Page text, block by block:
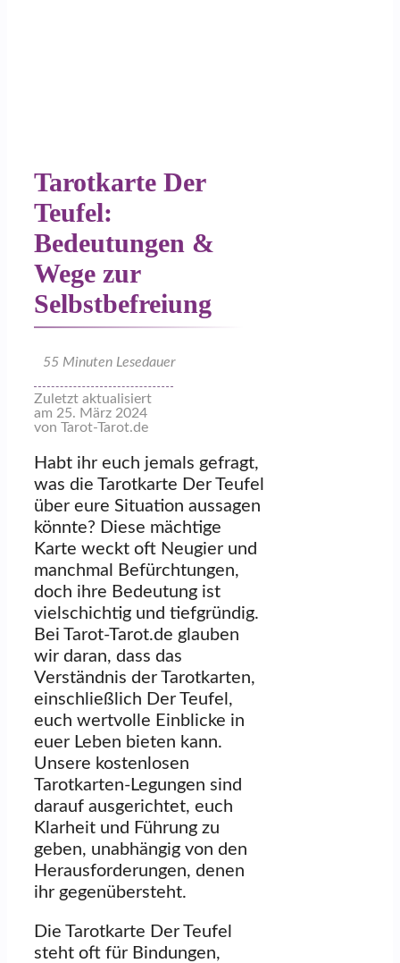
Tarotkarte Der
Teufel:
Bedeutungen &
Wege zur
Selbstbefreiung
55 Minuten Lesedauer
Zuletzt aktualisiert
am 25. März 2024
von Tarot-Tarot.de
Habt ihr euch jemals gefragt,
was die Tarotkarte Der Teufel
über eure Situation aussagen
könnte? Diese mächtige
Karte weckt oft Neugier und
manchmal Befürchtungen,
doch ihre Bedeutung ist
vielschichtig und tiefgründig.
Bei Tarot-Tarot.de glauben
wir daran, dass das
Verständnis der Tarotkarten,
einschließlich Der Teufel,
euch wertvolle Einblicke in
euer Leben bieten kann.
Unsere kostenlosen
Tarotkarten-Legungen sind
darauf ausgerichtet, euch
Klarheit und Führung zu
geben, unabhängig von den
Herausforderungen, denen
ihr gegenübersteht.
Die Tarotkarte Der Teufel
steht oft für Bindungen,